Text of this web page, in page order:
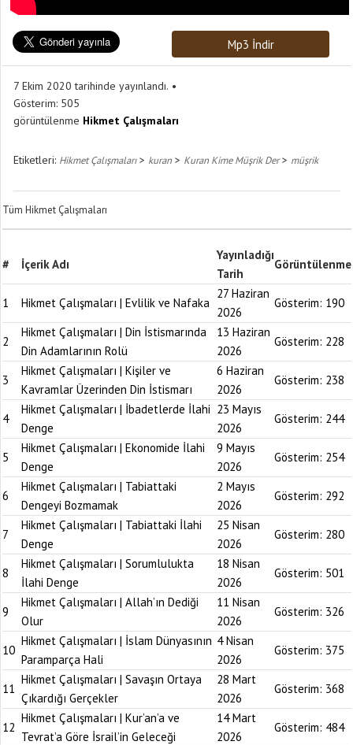
Mp3 İndir
7 Ekim 2020 tarihinde yayınlandı.
Gösterim: 505
görüntülenme Hikmet Çalışmaları
Etiketleri: Hikmet Çalışmaları> kuran > Kuran Kime Müşrik Der> müşrik
Tüm Hikmet Çalışmaları
# İçerik Adı
Yayınladığı
Tarih
Görüntülenme
1 Hikmet Çalışmaları | Evlilik ve Nafaka
27 Haziran
2026
Gösterim: 190
2
Hikmet Çalışmaları | Din İstismarında
Din Adamlarının Rolü
13 Haziran
2026
Gösterim: 228
3
Hikmet Çalışmaları | Kişiler ve
Kavramlar Üzerinden Din İstismarı
6 Haziran
2026
Gösterim: 238
4
Hikmet Çalışmaları | İbadetlerde İlahi
Denge
23 Mayıs
2026
Gösterim: 244
5
Hikmet Çalışmaları | Ekonomide İlahi
Denge
9 Mayıs
2026
Gösterim: 254
6
Hikmet Çalışmaları | Tabiattaki
Dengeyi Bozmamak
2 Mayıs
2026
Gösterim: 292
7
Hikmet Çalışmaları | Tabiattaki İlahi
Denge
25 Nisan
2026
Gösterim: 280
8
Hikmet Çalışmaları | Sorumlulukta
İlahi Denge
18 Nisan
2026
Gösterim: 501
9
Hikmet Çalışmaları | Allah’ın Dediği
Olur
11 Nisan
2026
Gösterim: 326
10
Hikmet Çalışmaları | İslam Dünyasının
Paramparça Hali
4 Nisan
2026
Gösterim: 375
11
Hikmet Çalışmaları | Savaşın Ortaya
Çıkardığı Gerçekler
28 Mart
2026
Gösterim: 368
12
Hikmet Çalışmaları | Kur’an’a ve
Tevrat’a Göre İsrail’in Geleceği
14 Mart
2026
Gösterim: 484